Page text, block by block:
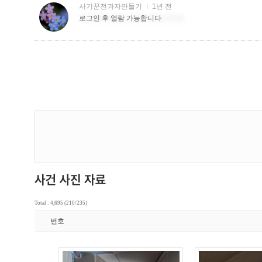
Total : 4,695 (210/235)
번호